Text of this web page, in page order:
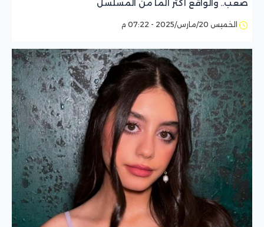
صعب.. والواقع أكثر ألما من المسلسل
الخميس 20/مارس/2025 - 07:22 م